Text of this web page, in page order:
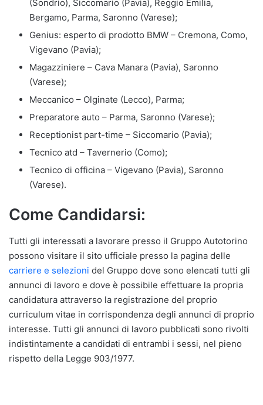
(Sondrio), Siccomario (Pavia), Reggio Emilia,
Bergamo, Parma, Saronno (Varese);
Genius: esperto di prodotto BMW – Cremona, Como,
Vigevano (Pavia);
Magazziniere – Cava Manara (Pavia), Saronno
(Varese);
Meccanico – Olginate (Lecco), Parma;
Preparatore auto – Parma, Saronno (Varese);
Receptionist part-time – Siccomario (Pavia);
Tecnico atd – Tavernerio (Como);
Tecnico di officina – Vigevano (Pavia), Saronno
(Varese).
Come Candidarsi:
Tutti gli interessati a lavorare presso il Gruppo Autotorino
possono visitare il sito ufficiale presso la pagina delle
carriere e selezioni del Gruppo dove sono elencati tutti gli
annunci di lavoro e dove è possibile effettuare la propria
candidatura attraverso la registrazione del proprio
curriculum vitae in corrispondenza degli annunci di proprio
interesse. Tutti gli annunci di lavoro pubblicati sono rivolti
indistintamente a candidati di entrambi i sessi, nel pieno
rispetto della Legge 903/1977.